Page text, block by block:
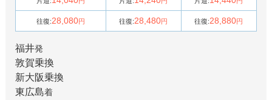
往復:28,080円 往復:28,480円 往復:28,880円
福井発
敦賀乗換
新大阪乗換
東広島着